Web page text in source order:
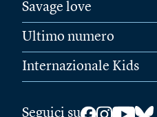
Savage love
Ultimo numero
Internazionale Kids
Seguici su